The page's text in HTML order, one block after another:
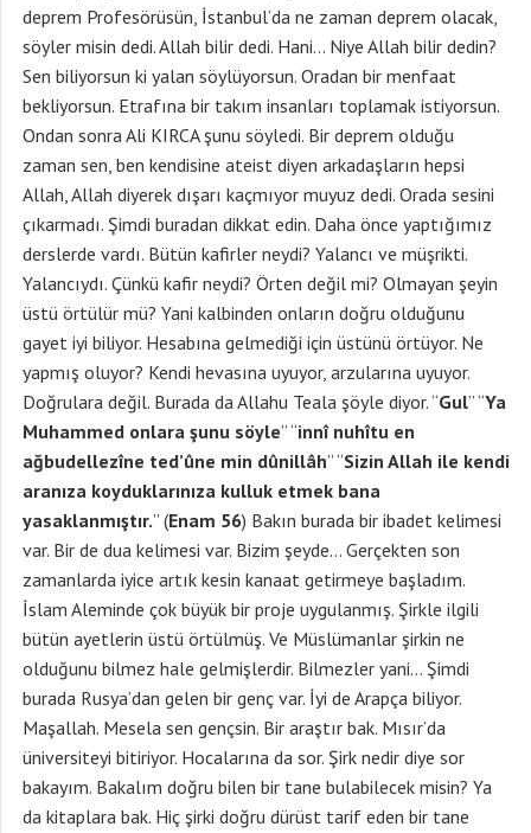
deprem Profesörüsün, İstanbul’da ne zaman deprem olacak,
söyler misin dedi. Allah bilir dedi. Hani… Niye Allah bilir dedin?
Sen biliyorsun ki yalan söylüyorsun. Oradan bir menfaat
bekliyorsun. Etrafına bir takım insanları toplamak istiyorsun.
Ondan sonra Ali KIRCA şunu söyledi. Bir deprem olduğu
zaman sen, ben kendisine ateist diyen arkadaşların hepsi
Allah, Allah diyerek dışarı kaçmıyor muyuz dedi. Orada sesini
çıkarmadı. Şimdi buradan dikkat edin. Daha önce yaptığımız
derslerde vardı. Bütün kafirler neydi? Yalancı ve müşrikti.
Yalancıydı. Çünkü kafir neydi? Örten değil mi? Olmayan şeyin
üstü örtülür mü? Yani kalbinden onların doğru olduğunu
gayet iyi biliyor. Hesabına gelmediği için üstünü örtüyor. Ne
yapmış oluyor? Kendi hevasına uyuyor, arzularına uyuyor.
Doğrulara değil. Burada da Allahu Teala şöyle diyor. “Gul” “Ya
Muhammed onlara şunu söyle” “innî nuhîtu en
ağbudellezîne ted’ûne min dûnillâh” “Sizin Allah ile kendi
aranıza koyduklarınıza kulluk etmek bana
yasaklanmıştır.” (Enam 56) Bakın burada bir ibadet kelimesi
var. Bir de dua kelimesi var. Bizim şeyde… Gerçekten son
zamanlarda iyice artık kesin kanaat getirmeye başladım.
İslam Aleminde çok büyük bir proje uygulanmış. Şirkle ilgili
bütün ayetlerin üstü örtülmüş. Ve Müslümanlar şirkin ne
olduğunu bilmez hale gelmişlerdir. Bilmezler yani… Şimdi
burada Rusya’dan gelen bir genç var. İyi de Arapça biliyor.
Maşallah. Mesela sen gençsin. Bir araştır bak. Mısır’da
üniversiteyi bitiriyor. Hocalarına da sor. Şirk nedir diye sor
bakayım. Bakalım doğru bilen bir tane bulabilecek misin? Ya
da kitaplara bak. Hiç şirki doğru dürüst tarif eden bir tane